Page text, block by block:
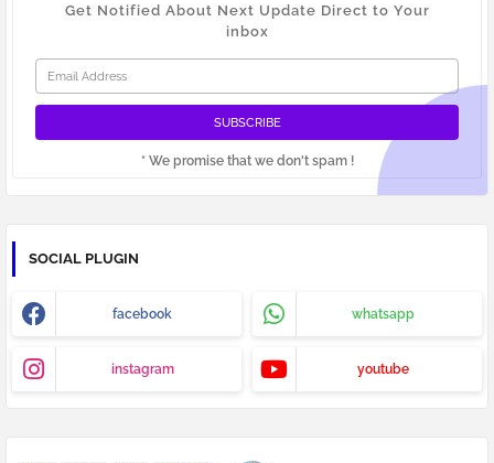
Get Notified About Next Update Direct to Your
inbox
* We promise that we don't spam !
SOCIAL PLUGIN
facebook whatsapp
instagram youtube